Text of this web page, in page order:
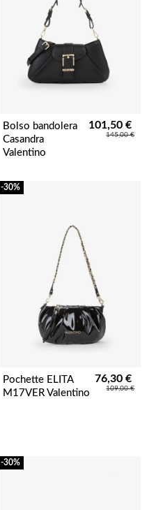
Bolso bandolera
Casandra
Valentino
101,50 €
145,00 €
-30%
Pochette ELITA
M17VER Valentino
76,30 €
109,00 €
-30%